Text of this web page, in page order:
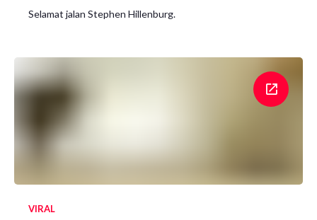
Selamat jalan Stephen Hillenburg.
VIRAL